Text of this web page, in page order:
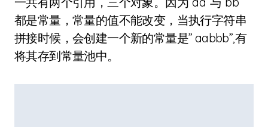
都是常量，常量的值不能改变，当执行字符串
拼接时候，会创建一个新的常量是” aabbb”,有
将其存到常量池中。